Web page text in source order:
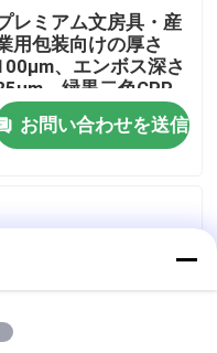
レミアム文房具・産
用包装向けの厚さ
、エンボス深さ
、緑黒二色CPP
ィルム
お問い合わせを送信